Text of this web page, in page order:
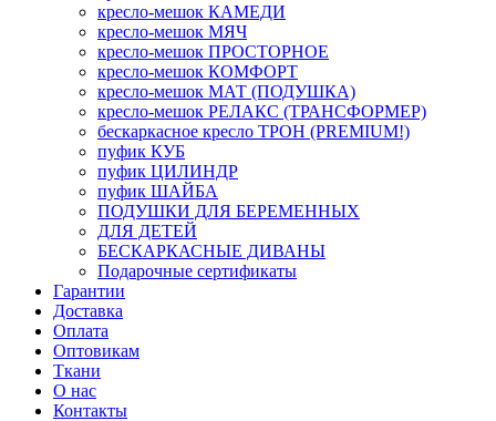
кресло-мешок КАМЕДИ
кресло-мешок МЯЧ
кресло-мешок ПРОСТОРНОЕ
кресло-мешок КОМФОРТ
кресло-мешок МАТ (ПОДУШКА)
кресло-мешок РЕЛАКС (ТРАНСФОРМЕР)
бескаркасное кресло ТРОН (PREMIUM!)
пуфик КУБ
пуфик ЦИЛИНДР
пуфик ШАЙБА
ПОДУШКИ ДЛЯ БЕРЕМЕННЫХ
ДЛЯ ДЕТЕЙ
БЕСКАРКАСНЫЕ ДИВАНЫ
Подарочные сертификаты
Гарантии
Доставка
Оплата
Оптовикам
Ткани
О нас
Контакты